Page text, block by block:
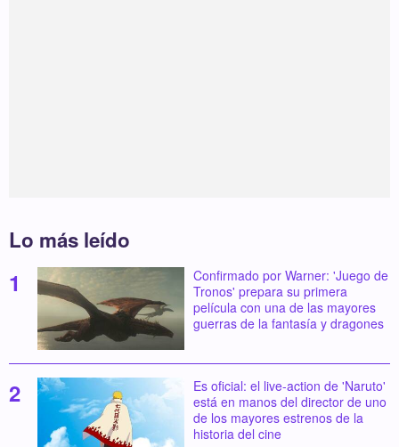
Lo más leído
Confirmado por Warner: 'Juego de
Tronos' prepara su primera
película con una de las mayores
guerras de la fantasía y dragones
Es oficial: el live-action de 'Naruto'
está en manos del director de uno
de los mayores estrenos de la
historia del cine